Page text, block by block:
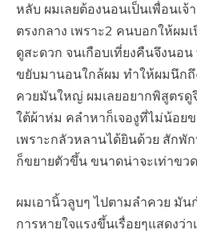
หลับ ผมเลยต้องนอนเป็นเพื่อนเ
ตรงกลาง เพราะ2 คนบอกให้ผม
ดูสะดวก จนเกือบเที่ยงคืนจึงนอ
ขยับมานอนใกล้ผม ทำให้ผมนึกถึ
ควยมันใหญ่ ผมเลยอยากพิสูตรดู
ใต้ผ้าห่ม คลำหาก็เจองูที่ไม่น้อยข
เพราะกลัวหลานได้ยินด้วย สักพั
ก็ขยายตัวขึ้น ขนาดน่าจะเท่าขว
ผมเอานิ้วลูบๆ ไปตามลำควย มัน
การหายใจแรงขึ้นเรื่อยๆแสดงว่